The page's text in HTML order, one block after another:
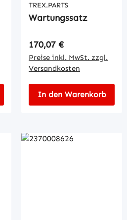
TREX.PARTS
Wartungssatz
Regulärer Preis:
170,07 €
Preise inkl. MwSt. zzgl.
Versandkosten
In den Warenkorb